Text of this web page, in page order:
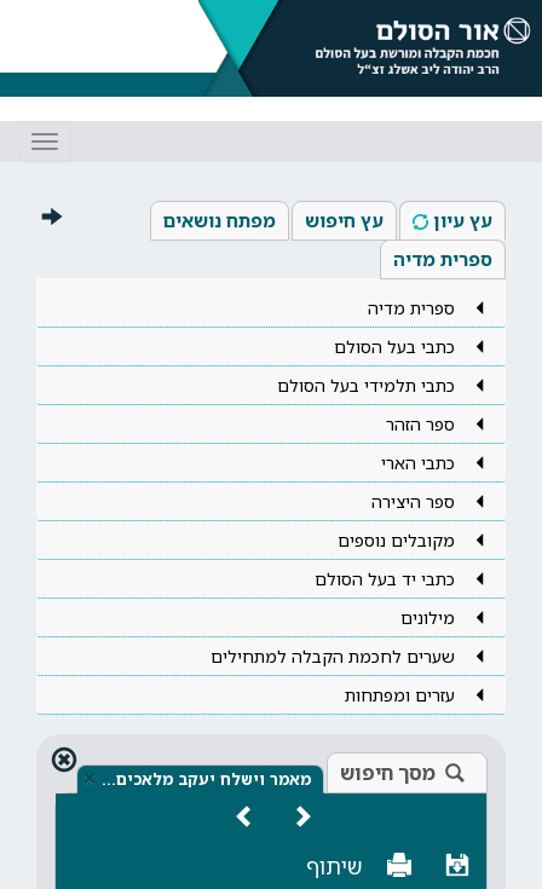
עץ עיון עץ חיפוש
מפתח נושאים
ספרית מדיה
ספרית מדיה
כתבי בעל הסולם
כתבי תלמידי בעל הסולם
ספר הזהר
כתבי הארי
ספר היצירה
מקובלים נוספים
כתבי יד בעל הסולם
מילונים
שערים לחכמת הקבלה למתחילים
עזרים ומפתחות
מסך חיפוש מאמר וישלח יעקב מלאכים… ×
שיתוף